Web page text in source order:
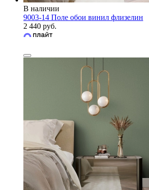
В наличии
9003-14 Поле обои винил флизелин
2 440 руб.